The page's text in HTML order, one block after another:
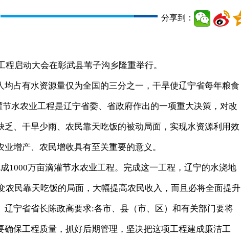
分享到：
动大会在彰武县苇子沟乡隆重举行。
有水资源量仅为全国的三分之一，干旱使辽宁省每年粮食
水农业工程是辽宁省委、省政府作出的一项重大决策，对改
、干旱少雨、农民靠天吃饭的被动局面，实现水资源利用效
增产、农民增收具有至关重要的意义。
万亩滴灌节水农业工程。完成这一工程，辽宁的水浇地
农民靠天吃饭的局面，大幅提高农民收入，而且必将全面提升
宁省省长陈政高要求:各市、县（市、区）和有关部门要将
保工程质量，抓好后期管理，坚决把这项工程建成廉洁工